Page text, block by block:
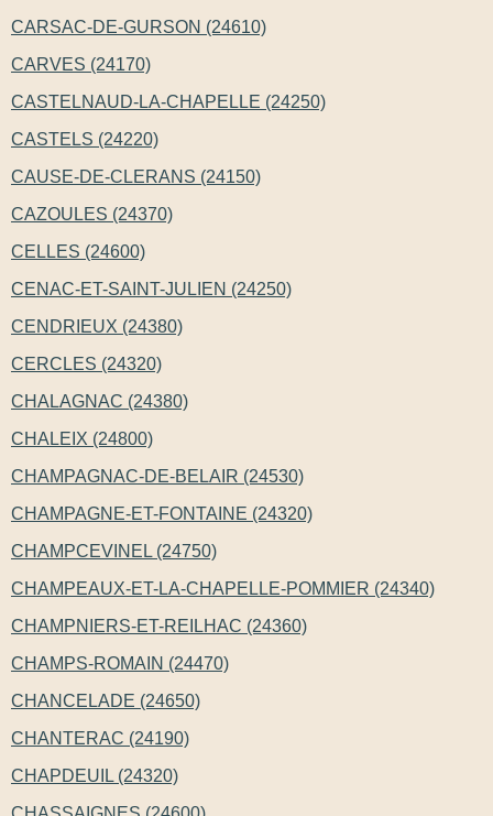
CARSAC-DE-GURSON (24610)
CARVES (24170)
CASTELNAUD-LA-CHAPELLE (24250)
CASTELS (24220)
CAUSE-DE-CLERANS (24150)
CAZOULES (24370)
CELLES (24600)
CENAC-ET-SAINT-JULIEN (24250)
CENDRIEUX (24380)
CERCLES (24320)
CHALAGNAC (24380)
CHALEIX (24800)
CHAMPAGNAC-DE-BELAIR (24530)
CHAMPAGNE-ET-FONTAINE (24320)
CHAMPCEVINEL (24750)
CHAMPEAUX-ET-LA-CHAPELLE-POMMIER (24340)
CHAMPNIERS-ET-REILHAC (24360)
CHAMPS-ROMAIN (24470)
CHANCELADE (24650)
CHANTERAC (24190)
CHAPDEUIL (24320)